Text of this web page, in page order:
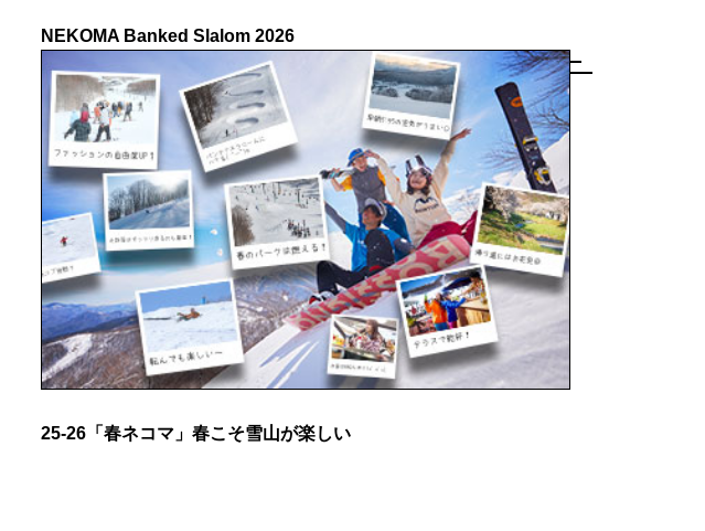
NEKOMA Banked Slalom 2026
25-26「春ネコマ」春こそ雪山が楽しい